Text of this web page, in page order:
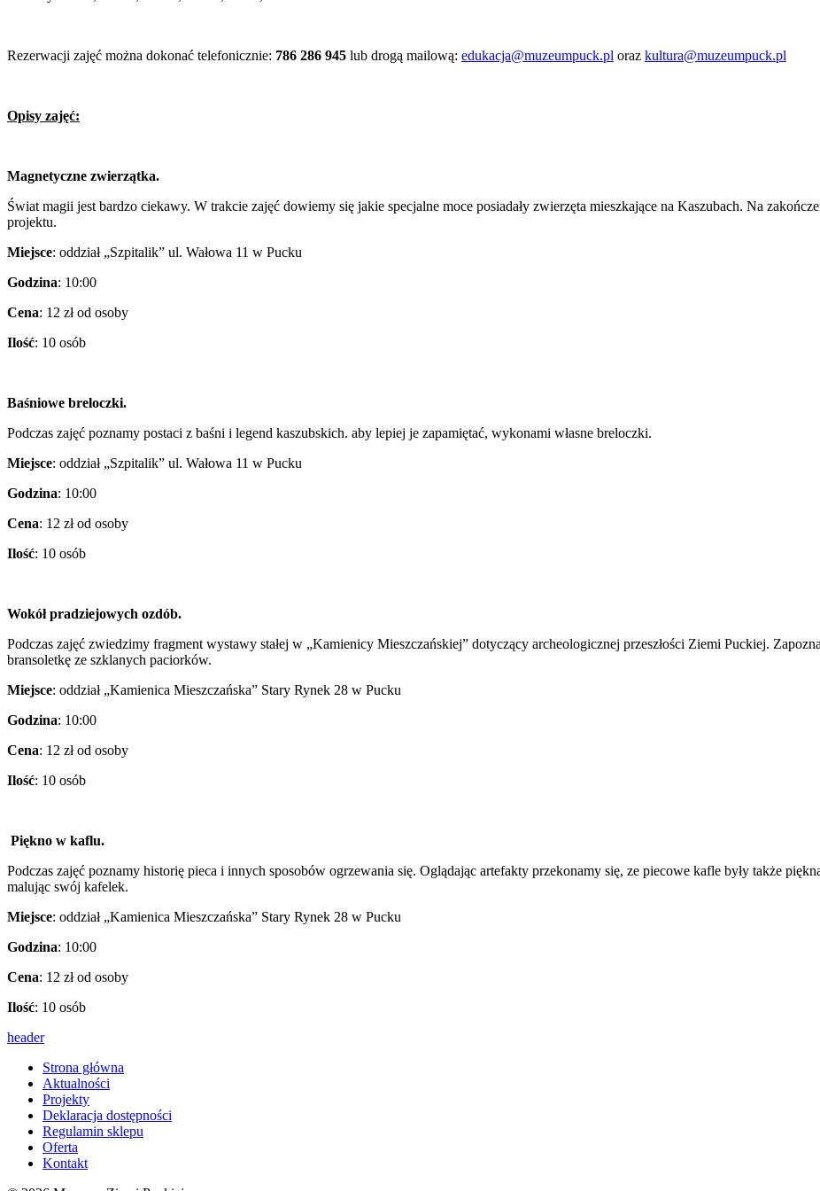
Rezerwacji zajęć można dokonać telefonicznie: 786 286 945 lub drogą mailową: edukacja@muzeumpuck.pl oraz kultura@muzeumpuck.pl
Opisy zajęć:
Magnetyczne zwierzątka.
Świat magii jest bardzo ciekawy. W trakcie zajęć dowiemy się jakie specjalne moce posiadały zwierzęta mieszkające na Kaszubach. Na
projektu.
Miejsce: oddział „Szpitalik” ul. Wałowa 11 w Pucku
Godzina: 10:00
Cena: 12 zł od osoby
Ilość: 10 osób
Baśniowe breloczki.
Podczas zajęć poznamy postaci z baśni i legend kaszubskich. aby lepiej je zapamiętać, wykonami własne breloczki.
Miejsce: oddział „Szpitalik” ul. Wałowa 11 w Pucku
Godzina: 10:00
Cena: 12 zł od osoby
Ilość: 10 osób
Wokół pradziejowych ozdób.
Podczas zajęć zwiedzimy fragment wystawy stałej w „Kamienicy Mieszczańskiej” dotyczący archeologicznej przeszłości Ziemi Puckiej.
bransoletkę ze szklanych paciorków.
Miejsce: oddział „Kamienica Mieszczańska” Stary Rynek 28 w Pucku
Godzina: 10:00
Cena: 12 zł od osoby
Ilość: 10 osób
Piękno w kaflu.
Podczas zajęć poznamy historię pieca i innych sposobów ogrzewania się. Oglądając artefakty przekonamy się, ze piecowe kafle były także
malując swój kafelek.
Miejsce: oddział „Kamienica Mieszczańska” Stary Rynek 28 w Pucku
Godzina: 10:00
Cena: 12 zł od osoby
Ilość: 10 osób
header
Strona główna
Aktualności
Projekty
Deklaracja dostępności
Regulamin sklepu
Oferta
Kontakt